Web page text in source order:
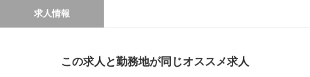
求人情報
この求人と勤務地が同じオススメ求人